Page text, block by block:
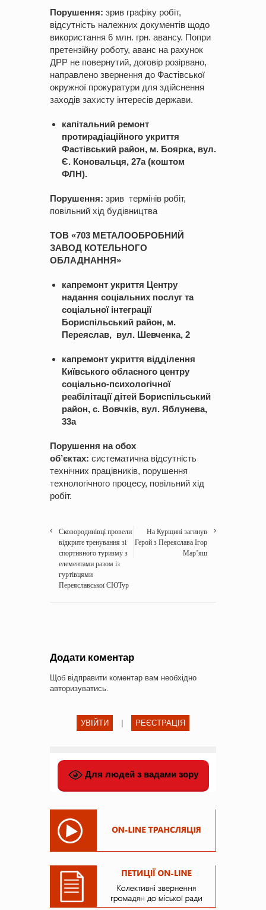
Порушення: зрив графіку робіт,
відсутність належних документів щодо
використання 6 млн. грн. авансу. Попри
претензійну роботу, аванс на рахунок
ДРР не повернутий, договір розірвано,
направлено звернення до Фастівської
окружної прокуратури для здійснення
заходів захисту інтересів держави.
капітальний ремонт
протирадіаційного укриття
Фастівський район, м. Боярка, вул.
Є. Коновальця, 27а (коштом
ФЛН).
Порушення: зрив термінів робіт,
повільний хід будівництва
ТОВ «703 МЕТАЛООБРОБНИЙ
ЗАВОД КОТЕЛЬНОГО
ОБЛАДНАННЯ»
капремонт укриття Центру
надання соціальних послуг та
соціальної інтеграції
Бориспільський район, м.
Переяслав, вул. Шевченка, 2
капремонт укриття відділення
Київського обласного центру
соціально-психологічної
реабілітації дітей Бориспільський
район, с. Вовчків, вул. Яблунева,
33а
Порушення на обох
об’єктах: систематична відсутність
технічних працівників, порушення
технологічного процесу, повільний хід
робіт.
Сковородинівці провели
відкрите тренування зі
спортивного туризму з
елементами разом із
гуртівцями
Переяславської СЮТур
На Курщині загинув
Герой з Переяслава Ігор
Марʼяш
Додати коментар
Щоб відправити коментар вам необхідно
авторизуватись.
УВІЙТИ РЕЄСТРАЦІЯ
Для людей з вадами зору